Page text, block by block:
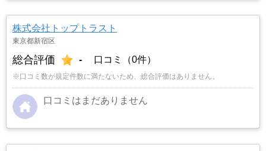
株式会社トップトラスト
東京都新宿区
総合評価 - 口コミ（0件）
※口コミ数が規定件数に満たないため、総合評価はありません。
口コミはまだありません